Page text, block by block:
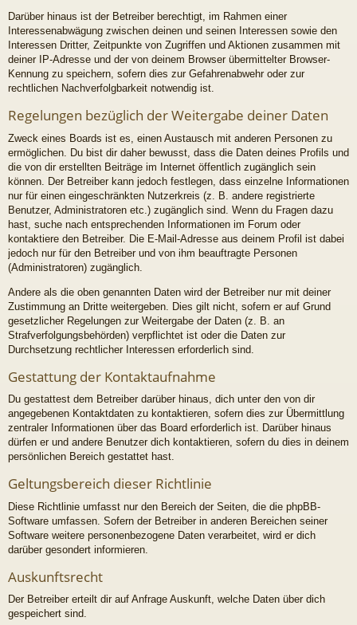
Darüber hinaus ist der Betreiber berechtigt, im Rahmen einer
Interessenabwägung zwischen deinen und seinen Interessen sowie den
Interessen Dritter, Zeitpunkte von Zugriffen und Aktionen zusammen mit
deiner IP-Adresse und der von deinem Browser übermittelter Browser-
Kennung zu speichern, sofern dies zur Gefahrenabwehr oder zur
rechtlichen Nachverfolgbarkeit notwendig ist.
Regelungen bezüglich der Weitergabe deiner Daten
Zweck eines Boards ist es, einen Austausch mit anderen Personen zu
ermöglichen. Du bist dir daher bewusst, dass die Daten deines Profils und
die von dir erstellten Beiträge im Internet öffentlich zugänglich sein
können. Der Betreiber kann jedoch festlegen, dass einzelne Informationen
nur für einen eingeschränkten Nutzerkreis (z. B. andere registrierte
Benutzer, Administratoren etc.) zugänglich sind. Wenn du Fragen dazu
hast, suche nach entsprechenden Informationen im Forum oder
kontaktiere den Betreiber. Die E-Mail-Adresse aus deinem Profil ist dabei
jedoch nur für den Betreiber und von ihm beauftragte Personen
(Administratoren) zugänglich.
Andere als die oben genannten Daten wird der Betreiber nur mit deiner
Zustimmung an Dritte weitergeben. Dies gilt nicht, sofern er auf Grund
gesetzlicher Regelungen zur Weitergabe der Daten (z. B. an
Strafverfolgungsbehörden) verpflichtet ist oder die Daten zur
Durchsetzung rechtlicher Interessen erforderlich sind.
Gestattung der Kontaktaufnahme
Du gestattest dem Betreiber darüber hinaus, dich unter den von dir
angegebenen Kontaktdaten zu kontaktieren, sofern dies zur Übermittlung
zentraler Informationen über das Board erforderlich ist. Darüber hinaus
dürfen er und andere Benutzer dich kontaktieren, sofern du dies in deinem
persönlichen Bereich gestattet hast.
Geltungsbereich dieser Richtlinie
Diese Richtlinie umfasst nur den Bereich der Seiten, die die phpBB-
Software umfassen. Sofern der Betreiber in anderen Bereichen seiner
Software weitere personenbezogene Daten verarbeitet, wird er dich
darüber gesondert informieren.
Auskunftsrecht
Der Betreiber erteilt dir auf Anfrage Auskunft, welche Daten über dich
gespeichert sind.